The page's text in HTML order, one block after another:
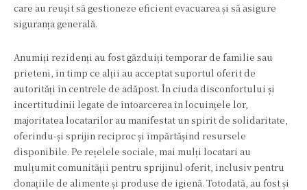
care au reușit să gestioneze eficient evacuarea și să asigure
siguranța generală.
Anumiți rezidenți au fost găzduiți temporar de familie sau
prieteni, în timp ce alții au acceptat suportul oferit de
autorități în centrele de adăpost. În ciuda disconfortului și
incertitudinii legate de întoarcerea în locuințele lor,
majoritatea locatarilor au manifestat un spirit de solidaritate,
oferindu-și sprijin reciproc și împărtășind resursele
disponibile. Pe rețelele sociale, mai mulți locatari au
mulțumit comunității pentru sprijinul oferit, inclusiv pentru
donațiile de alimente și produse de igienă. Totodată, au fost și